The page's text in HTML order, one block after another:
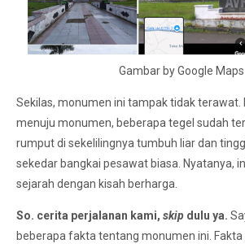
Gambar by Google Maps
Sekilas, monumen ini tampak tidak terawat.
menuju monumen, beberapa tegel sudah
rumput di sekelilingnya tumbuh liar dan
sekedar bangkai pesawat biasa. Nyatanya,
sejarah dengan kisah berharga.
So. cerita perjalanan kami, skip dulu ya.
beberapa fakta tentang monumen ini. Fakta